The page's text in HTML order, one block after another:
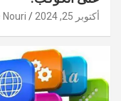
أكتوبر 25, 2024 Nouri